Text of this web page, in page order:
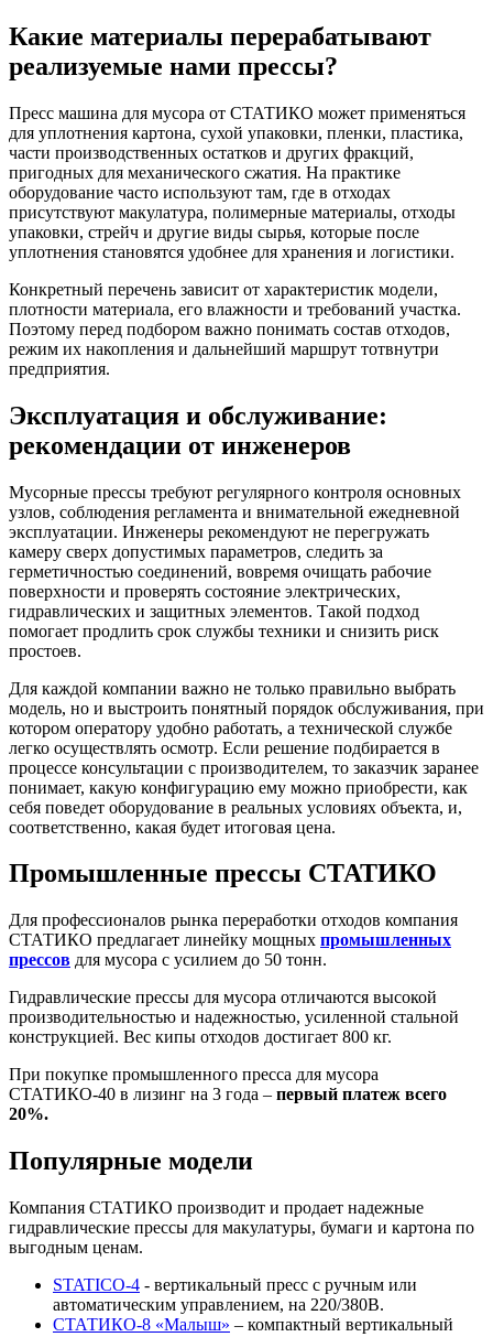
Какие материалы перерабатывают
реализуемые нами прессы?
Пресс машина для мусора от СТАТИКО может применяться
для уплотнения картона, сухой упаковки, пленки, пластика,
части производственных остатков и других фракций,
пригодных для механического сжатия. На практике
оборудование часто используют там, где в отходах
присутствуют макулатура, полимерные материалы, отходы
упаковки, стрейч и другие виды сырья, которые после
уплотнения становятся удобнее для хранения и логистики.
Конкретный перечень зависит от характеристик модели,
плотности материала, его влажности и требований участка.
Поэтому перед подбором важно понимать состав отходов,
режим их накопления и дальнейший маршрут тотвнутри
предприятия.
Эксплуатация и обслуживание:
рекомендации от инженеров
Мусорные прессы требуют регулярного контроля основных
узлов, соблюдения регламента и внимательной ежедневной
эксплуатации. Инженеры рекомендуют не перегружать
камеру сверх допустимых параметров, следить за
герметичностью соединений, вовремя очищать рабочие
поверхности и проверять состояние электрических,
гидравлических и защитных элементов. Такой подход
помогает продлить срок службы техники и снизить риск
простоев.
Для каждой компании важно не только правильно выбрать
модель, но и выстроить понятный порядок обслуживания, при
котором оператору удобно работать, а технической службе
легко осуществлять осмотр. Если решение подбирается в
процессе консультации с производителем, то заказчик заранее
понимает, какую конфигурацию ему можно приобрести, как
себя поведет оборудование в реальных условиях объекта, и,
соответственно, какая будет итоговая цена.
Промышленные прессы СТАТИКО
Для профессионалов рынка переработки отходов компания
СТАТИКО предлагает линейку мощных промышленных
прессов для мусора с усилием до 50 тонн.
Гидравлические прессы для мусора отличаются высокой
производительностью и надежностью, усиленной стальной
конструкцией. Вес кипы отходов достигает 800 кг.
При покупке промышленного пресса для мусора
СТАТИКО-40 в лизинг на 3 года – первый платеж всего
20%.
Популярные модели
Компания СТАТИКО производит и продает надежные
гидравлические прессы для макулатуры, бумаги и картона по
выгодным ценам.
STATICO-4 - вертикальный пресс с ручным или
автоматическим управлением, на 220/380В.
СТАТИКО-8 «Малыш» – компактный вертикальный